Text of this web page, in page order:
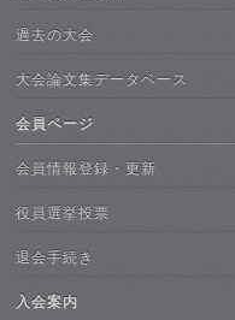
過去の大会
大会論文集データベース
会員ページ
会員情報登録・更新
役員選挙投票
退会手続き
入会案内